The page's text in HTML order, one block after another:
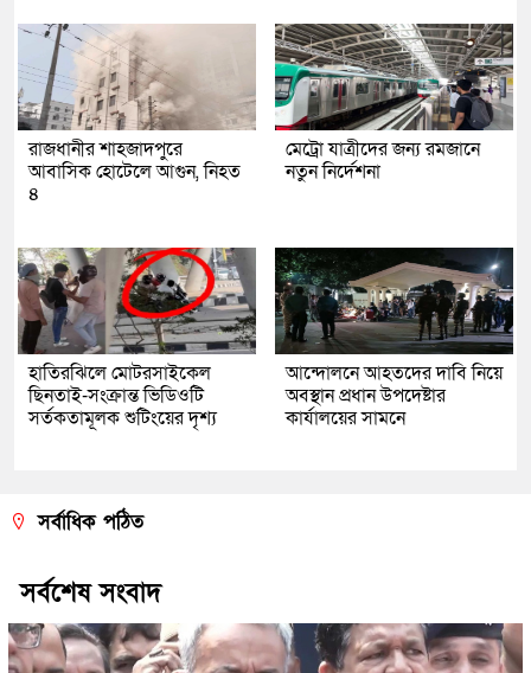
রাজধানীর শাহজাদপুরে
আবাসিক হোটেলে আগুন, নিহত
৪
মেট্রো যাত্রীদের জন্য রমজানে
নতুন নির্দেশনা
হাতিরঝিলে মোটরসাইকেল
ছিনতাই-সংক্রান্ত ভিডিওটি
সর্তকতামূলক শুটিংয়ের দৃশ্য
আন্দোলনে আহতদের দাবি নিয়ে
অবস্থান প্রধান উপদেষ্টার
কার্যালয়ের সামনে
সর্বাধিক পঠিত
সর্বশেষ সংবাদ